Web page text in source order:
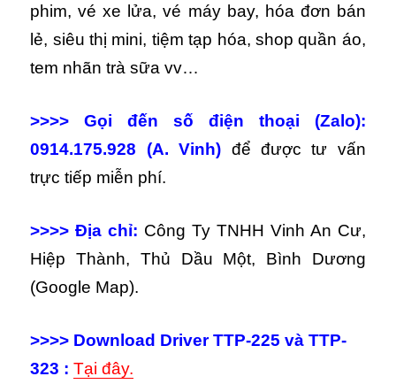
phim, vé xe lửa, vé máy bay, hóa đơn bán
lẻ, siêu thị mini, tiệm tạp hóa, shop quần áo,
tem nhãn trà sữa vv…
>>>> Gọi đến số điện thoại (Zalo):
0914.175.928 (A. Vinh) để được tư vấn
trực tiếp miễn phí.
>>>> Địa chỉ: Công Ty TNHH Vinh An Cư,
Hiệp Thành, Thủ Dầu Một, Bình Dương
(Google Map).
>>>> Download Driver TTP-225 và TTP-
323 :Tại đây.